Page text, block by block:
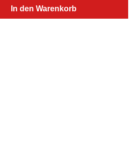
gewünschten Wert ein
In den Warenkorb